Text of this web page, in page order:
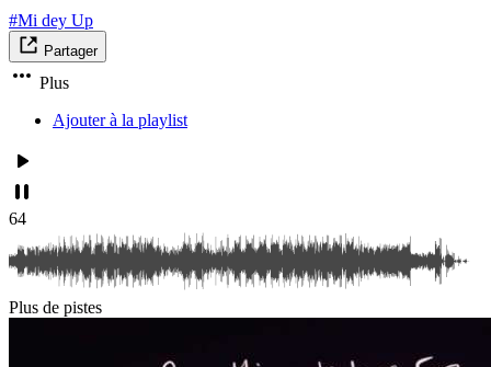
#Mi dey Up
Partager
Plus
Ajouter à la playlist
64
Plus de pistes